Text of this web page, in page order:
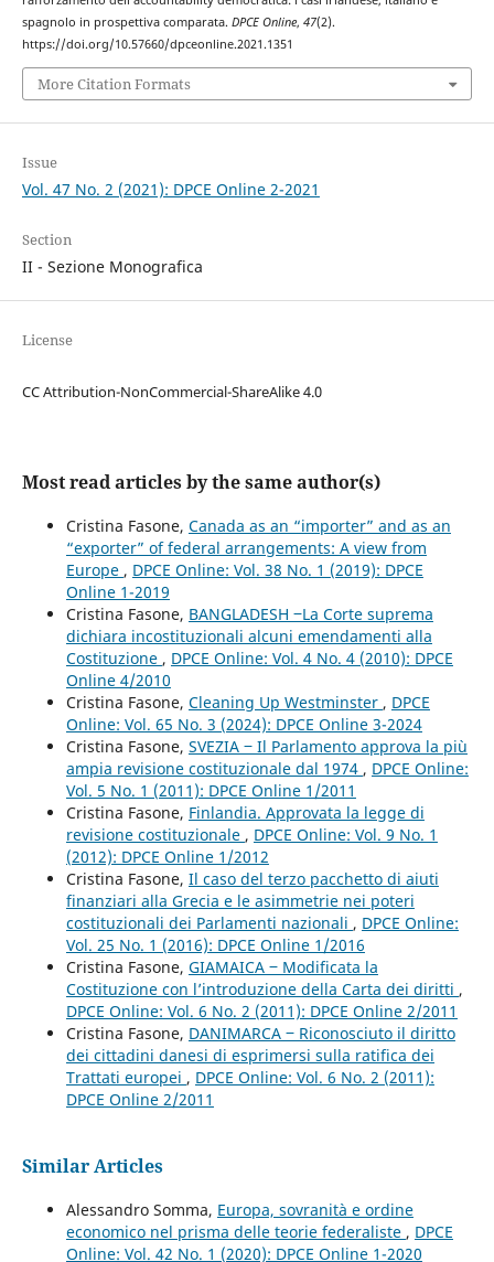
spagnolo in prospettiva comparata. DPCE Online, 47(2).
https://doi.org/10.57660/dpceonline.2021.1351
More Citation Formats
Issue
Vol. 47 No. 2 (2021): DPCE Online 2-2021
Section
II - Sezione Monografica
License
CC Attribution-NonCommercial-ShareAlike 4.0
Most read articles by the same author(s)
Cristina Fasone, Canada as an “importer” and as an
“exporter” of federal arrangements: A view from
Europe , DPCE Online: Vol. 38 No. 1 (2019): DPCE
Online 1-2019
Cristina Fasone, BANGLADESH ‒La Corte suprema
dichiara incostituzionali alcuni emendamenti alla
Costituzione , DPCE Online: Vol. 4 No. 4 (2010): DPCE
Online 4/2010
Cristina Fasone, Cleaning Up Westminster , DPCE
Online: Vol. 65 No. 3 (2024): DPCE Online 3-2024
Cristina Fasone, SVEZIA ‒ Il Parlamento approva la più
ampia revisione costituzionale dal 1974 , DPCE Online:
Vol. 5 No. 1 (2011): DPCE Online 1/2011
Cristina Fasone, Finlandia. Approvata la legge di
revisione costituzionale , DPCE Online: Vol. 9 No. 1
(2012): DPCE Online 1/2012
Cristina Fasone, Il caso del terzo pacchetto di aiuti
finanziari alla Grecia e le asimmetrie nei poteri
costituzionali dei Parlamenti nazionali , DPCE Online:
Vol. 25 No. 1 (2016): DPCE Online 1/2016
Cristina Fasone, GIAMAICA ‒ Modificata la
Costituzione con l’introduzione della Carta dei diritti ,
DPCE Online: Vol. 6 No. 2 (2011): DPCE Online 2/2011
Cristina Fasone, DANIMARCA ‒ Riconosciuto il diritto
dei cittadini danesi di esprimersi sulla ratifica dei
Trattati europei , DPCE Online: Vol. 6 No. 2 (2011):
DPCE Online 2/2011
Similar Articles
Alessandro Somma, Europa, sovranità e ordine
economico nel prisma delle teorie federaliste , DPCE
Online: Vol. 42 No. 1 (2020): DPCE Online 1-2020